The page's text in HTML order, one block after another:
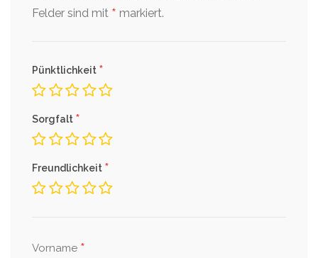
Felder sind mit * markiert.
Pünktlichkeit *
Sorgfalt *
Freundlichkeit *
Vorname *